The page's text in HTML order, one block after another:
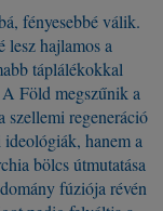
fényesebbé válik.
lesz hajlamos a
táplálékokkal
Föld megszűnik a
szellemi regeneráció
hanem a
bölcs útmutatása
fúziója révén